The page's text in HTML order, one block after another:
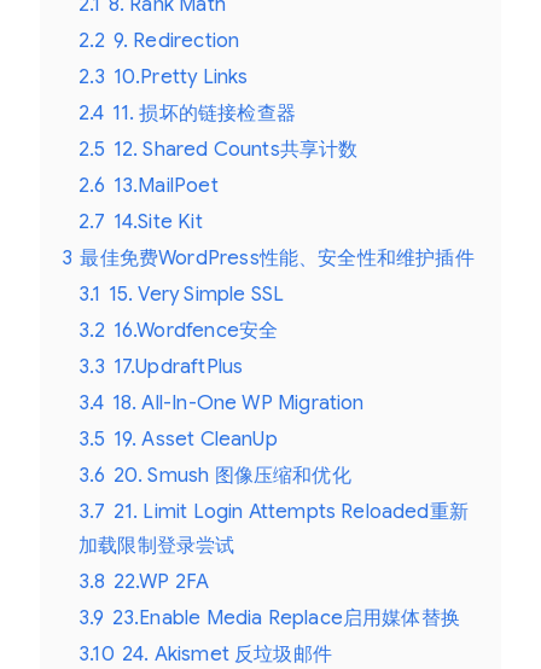
2.2 9. Redirection
2.3 10.Pretty Links
2.4 11. 损坏的链接检查器
2.5 12. Shared Counts共享计数
2.6 13.MailPoet
2.7 14.Site Kit
3 最佳免费WordPress性能、安全性和维护插件
3.1 15. Very Simple SSL
3.2 16.Wordfence安全
3.3 17.UpdraftPlus
3.4 18. All-In-One WP Migration
3.5 19. Asset CleanUp
3.6 20. Smush 图像压缩和优化
3.7 21. Limit Login Attempts Reloaded重新
加载限制登录尝试
3.8 22.WP 2FA
3.9 23.Enable Media Replace启用媒体替换
3.10 24. Akismet 反垃圾邮件